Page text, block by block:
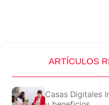
ARTÍCULOS
Casas Digitales